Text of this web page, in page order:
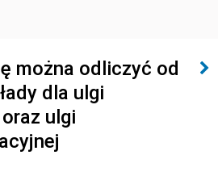
można odliczyć od
dla ulgi
ulgi